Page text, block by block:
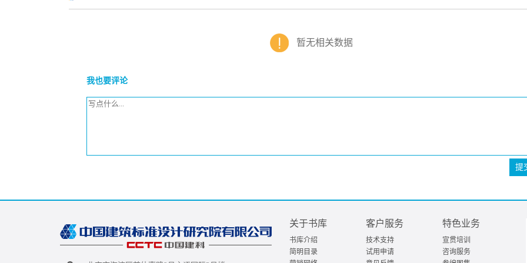
暂无相关数据
我也要评论
提
关于书库
书库介绍
简明目录
客户服务
技术支持
试用申请
特色业务
宣贯培训
咨询服务